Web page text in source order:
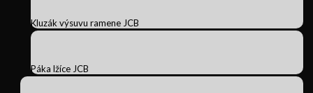
Kluzák výsuvu ramene JCB
Páka lžíce JCB